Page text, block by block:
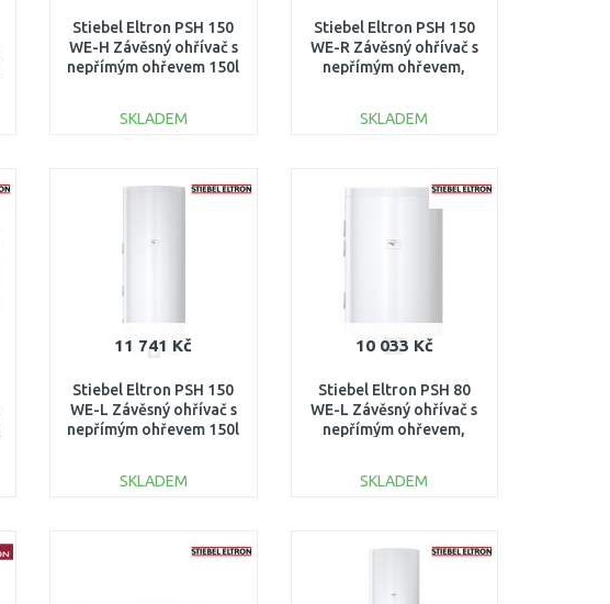
Stiebel Eltron PSH 150
WE-H Závěsný ohřívač s
nepřímým ohřevem 150l
SKLADEM
Stiebel Eltron PSH 150
WE-R Závěsný ohřívač s
nepřímým ohřevem,
SKLADEM
Porovnat
11 741 Kč
Stiebel Eltron PSH 150
WE-L Závěsný ohřívač s
nepřímým ohřevem 150l
SKLADEM
10 033 Kč
Stiebel Eltron PSH 80
WE-L Závěsný ohřívač s
nepřímým ohřevem,
SKLADEM